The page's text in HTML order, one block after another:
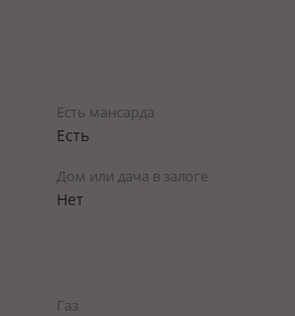
Есть мансарда
Есть
Дом или дача в залоге
Нет
Газ